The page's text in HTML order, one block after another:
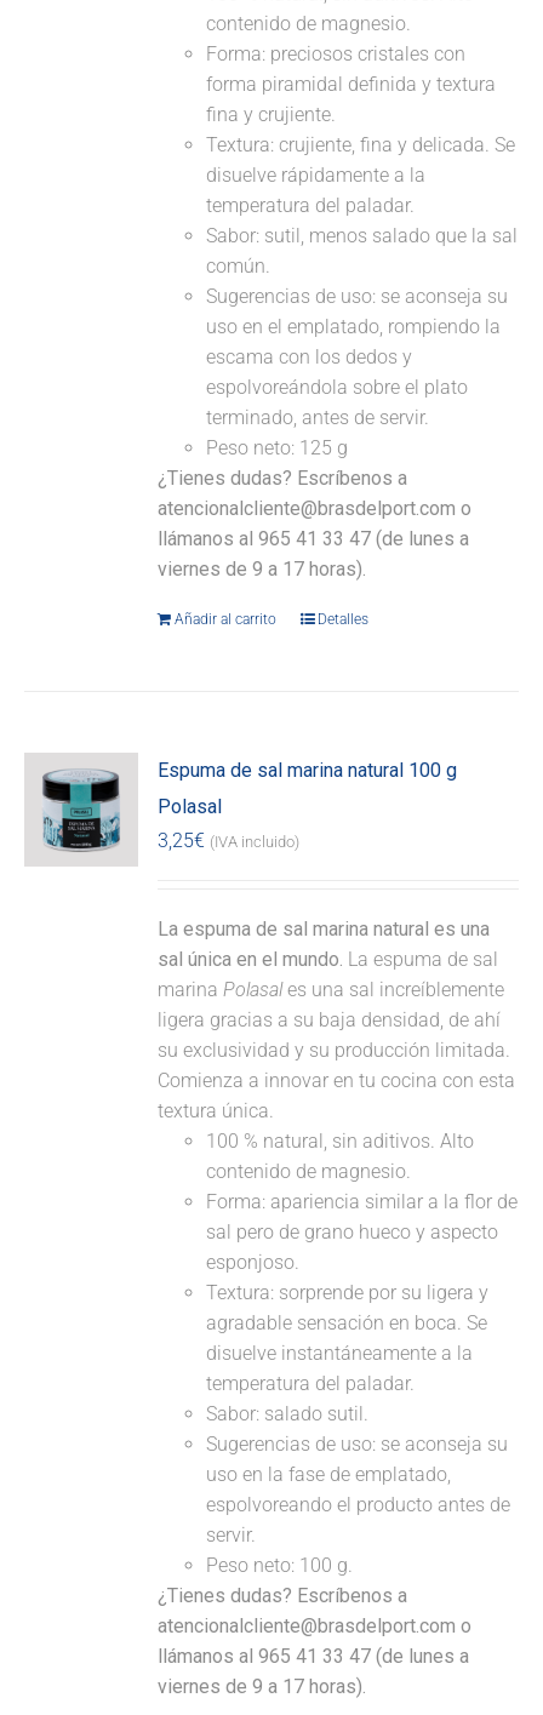
contenido de magnesio.
Forma: preciosos cristales con
forma piramidal definida y textura
fina y crujiente.
Textura: crujiente, fina y delicada. Se
disuelve rápidamente a la
temperatura del paladar.
Sabor: sutil, menos salado que la sal
común.
Sugerencias de uso: se aconseja su
uso en el emplatado, rompiendo la
escama con los dedos y
espolvoreándola sobre el plato
terminado, antes de servir.
Peso neto: 125 g
¿Tienes dudas? Escríbenos a
atencionalcliente@brasdelport.com o
llámanos al 965 41 33 47 (de lunes a
viernes de 9 a 17 horas).
Añadir al carrito Detalles
Espuma de sal marina natural 100 g
Polasal
3,25€ (IVA incluido)
La espuma de sal marina natural es una
sal única en el mundo. La espuma de sal
marinaPolasales una sal increíblemente
ligera gracias a su baja densidad, de ahí
su exclusividad y su producción limitada.
Comienza a innovar en tu cocina con esta
textura única.
100 % natural, sin aditivos. Alto
contenido de magnesio.
Forma: apariencia similar a la flor de
sal pero de grano hueco y aspecto
esponjoso.
Textura: sorprende por su ligera y
agradable sensación en boca. Se
disuelve instantáneamente a la
temperatura del paladar.
Sabor: salado sutil.
Sugerencias de uso: se aconseja su
uso en la fase de emplatado,
espolvoreando el producto antes de
servir.
Peso neto: 100 g.
¿Tienes dudas? Escríbenos a
atencionalcliente@brasdelport.com o
llámanos al 965 41 33 47 (de lunes a
viernes de 9 a 17 horas).